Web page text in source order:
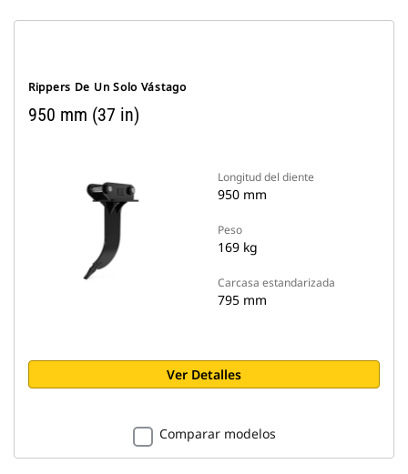
Rippers De Un Solo Vástago
950 mm (37 in)
Longitud del diente
950 mm
Peso
169 kg
Carcasa estandarizada
795 mm
Ver Detalles
Comparar modelos